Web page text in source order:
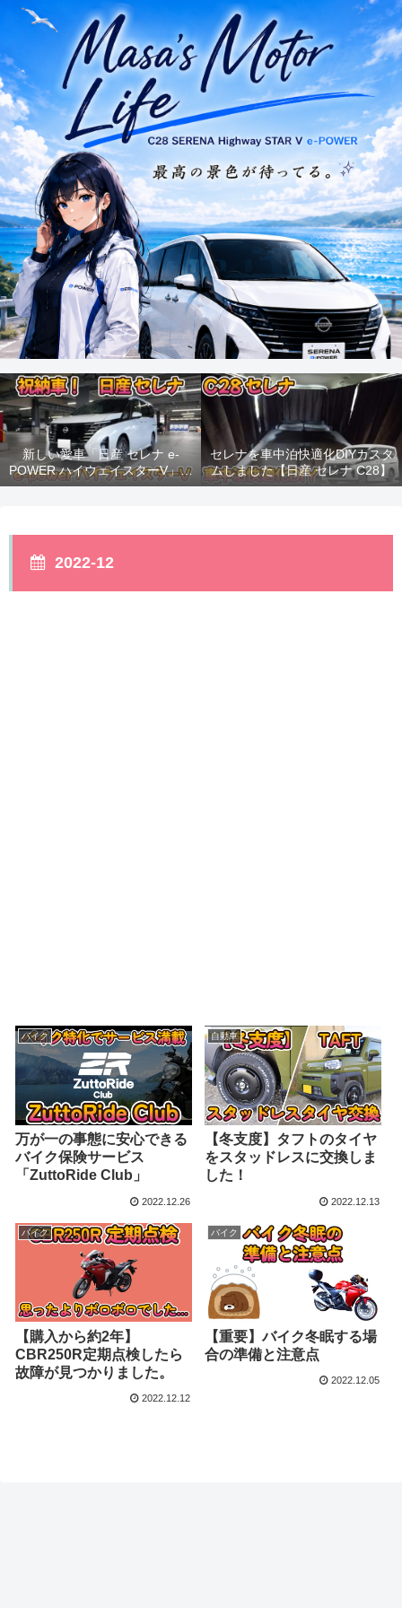
新しい愛車「日産 セレナ e-
POWER ハイウェイスターV」納
車！
セレナを車中泊快適化DIYカスタ
ムしました【日産 セレナ C28】
2022-12
バイク
万が一の事態に安心できる
バイク保険サービス
「ZuttoRide Club」
2022.12.26
自動車
【冬支度】タフトのタイヤ
をスタッドレスに交換しま
した！
2022.12.13
バイク
【購入から約2年】
CBR250R定期点検したら
故障が見つかりました。
2022.12.12
バイク
【重要】バイク冬眠する場
合の準備と注意点
2022.12.05